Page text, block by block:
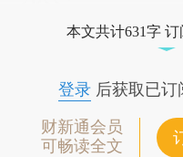
本文共计631字
登录后获取已订
财新通会员
可畅读全文